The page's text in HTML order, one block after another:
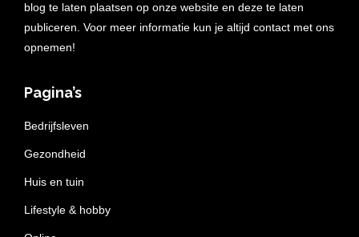
blog te laten plaatsen op onze website en deze te laten
publiceren. Voor meer informatie kun je altijd contact met ons
opnemen!
Pagina’s
Bedrijfsleven
Gezondheid
Huis en tuin
Lifestyle & hobby